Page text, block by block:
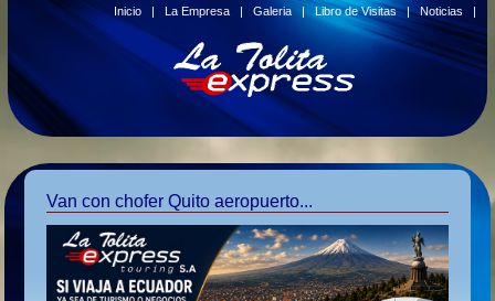
Inicio |La Empresa |Galeria |Libro de Visitas|Noticias |
Van con chofer Quito aeropuerto...